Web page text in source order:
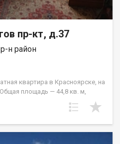
пр-кт, д.37
н район
квартира в Красноярске, на
площадь — 44,8 кв. м,
— 6 кв. м. Квартира
пятиэтажного панельного